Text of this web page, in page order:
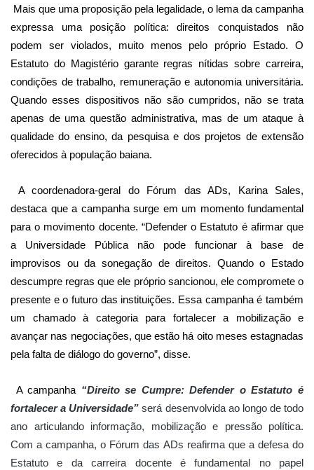
Mais que uma proposição pela legalidade, o lema da campanha
expressa uma posição política: direitos conquistados não
podem ser violados, muito menos pelo próprio Estado. O
Estatuto do Magistério garante regras nítidas sobre carreira,
condições de trabalho, remuneração e autonomia universitária.
Quando esses dispositivos não são cumpridos, não se trata
apenas de uma questão administrativa, mas de um ataque à
qualidade do ensino, da pesquisa e dos projetos de extensão
oferecidos à população baiana.
A coordenadora-geral do Fórum das ADs, Karina Sales,
destaca que a campanha surge em um momento fundamental
para o movimento docente. “Defender o Estatuto é afirmar que
a Universidade Pública não pode funcionar à base de
improvisos ou da sonegação de direitos. Quando o Estado
descumpre regras que ele próprio sancionou, ele compromete o
presente e o futuro das instituições. Essa campanha é também
um chamado à categoria para fortalecer a mobilização e
avançar nas negociações, que estão há oito meses estagnadas
pela falta de diálogo do governo”, disse.
A campanha “Direito se Cumpre: Defender o Estatuto é
fortalecer a Universidade”será desenvolvida ao longo de todo
ano articulando informação, mobilização e pressão política.
Com a campanha, o Fórum das ADs reafirma que a defesa do
Estatuto e da carreira docente é fundamental no papel